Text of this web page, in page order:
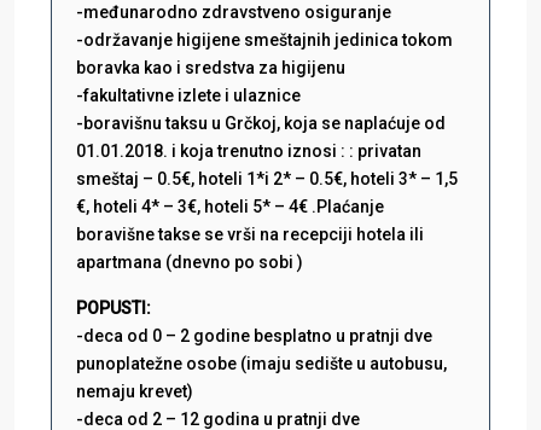
-međunarodno zdravstveno osiguranje
-održavanje higijene smeštajnih jedinica tokom
boravka kao i sredstva za higijenu
-fakultativne izlete i ulaznice
-boravišnu taksu u Grčkoj, koja se naplaćuje od
01.01.2018. i koja trenutno iznosi : : privatan
smeštaj – 0.5€, hoteli 1*i 2* – 0.5€, hoteli 3* – 1,5
€, hoteli 4* – 3€, hoteli 5* – 4€ .Plaćanje
boravišne takse se vrši na recepciji hotela ili
apartmana (dnevno po sobi )
POPUSTI:
-deca od 0 – 2 godine besplatno u pratnji dve
punoplatežne osobe (imaju sedište u autobusu,
nemaju krevet)
-deca od 2 – 12 godina u pratnji dve